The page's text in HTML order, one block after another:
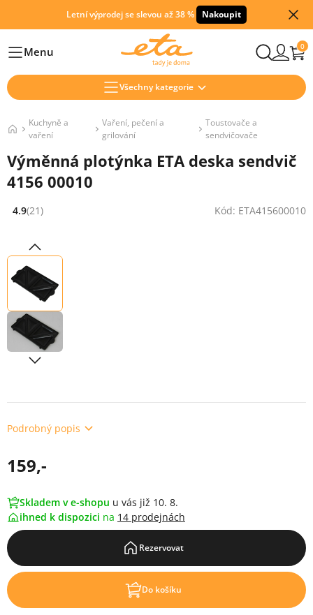
Letní výprodej se slevou až 38 % Nakoupit
HlavníMenu 0
Všechny kategorie
Kuchyně a
vaření
Vaření, pečení a
grilování
Toustovače a
sendvičovače
Výměnná plotýnka ETA deska sendvič
4156 00010
Hodnocení: 4.9 z 5 (21 recenzí)
4.9(21) Kód: ETA415600010
Podrobný popis
159,-
Skladem v e-shopu u vás již 10. 8.
ihned k dispozici na 14 prodejnách
Rezervovat
Do košíku